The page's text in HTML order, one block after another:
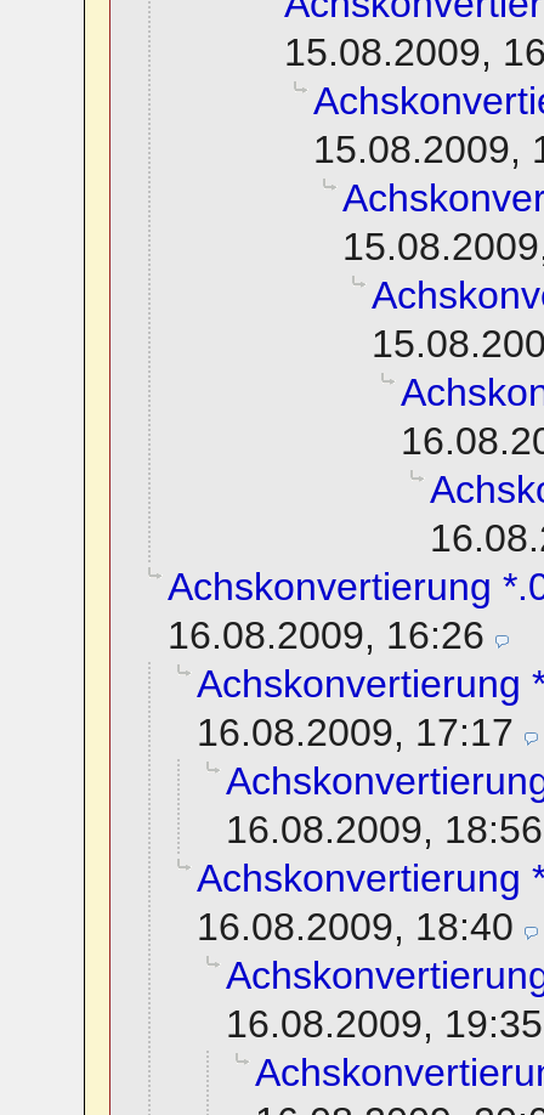
15.08.2009,
15.08.2009,
Achskonvertierung
16.08.2009, 16:26
Achskonvertierung
16.08.2009, 17:17
16.08.2009, 18:56
Achskonvertierung
16.08.2009, 18:40
16.08.2009, 19:35